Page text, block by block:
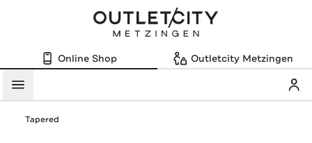
Online Shop Outletcity Metzingen
Menü
Tapered